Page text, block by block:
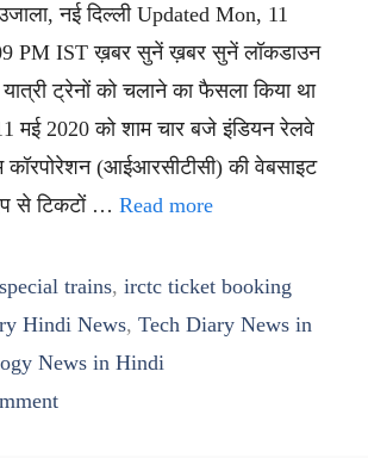
नई दिल्ली Updated Mon, 11
PM IST ख़बर सुनें ख़बर सुनें लॉकडाउन
ट्रेनों को चलाने का फैसला किया था
मई 2020 को शाम चार बजे इंडियन रेलवे
कॉरपोरेशन (आईआरसीटीसी) की वेबसाइट
से टिकटों … Read more
trains, irctc ticket booking
Hindi News, Tech Diary News in
News in Hindi